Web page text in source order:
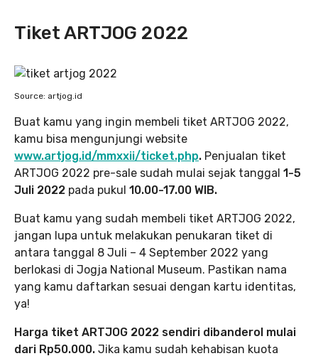
Tiket ARTJOG 2022
Source: artjog.id
Buat kamu yang ingin membeli tiket ARTJOG 2022,
kamu bisa mengunjungi website
www.artjog.id/mmxxii/ticket.php. Penjualan tiket
ARTJOG 2022 pre-sale sudah mulai sejak tanggal 1-5
Juli 2022 pada pukul 10.00-17.00 WIB.
Buat kamu yang sudah membeli tiket ARTJOG 2022,
jangan lupa untuk melakukan penukaran tiket di
antara tanggal 8 Juli – 4 September 2022 yang
berlokasi di Jogja National Museum. Pastikan nama
yang kamu daftarkan sesuai dengan kartu identitas,
ya!
Harga tiket ARTJOG 2022 sendiri dibanderol mulai
dari Rp50.000. Jika kamu sudah kehabisan kuota